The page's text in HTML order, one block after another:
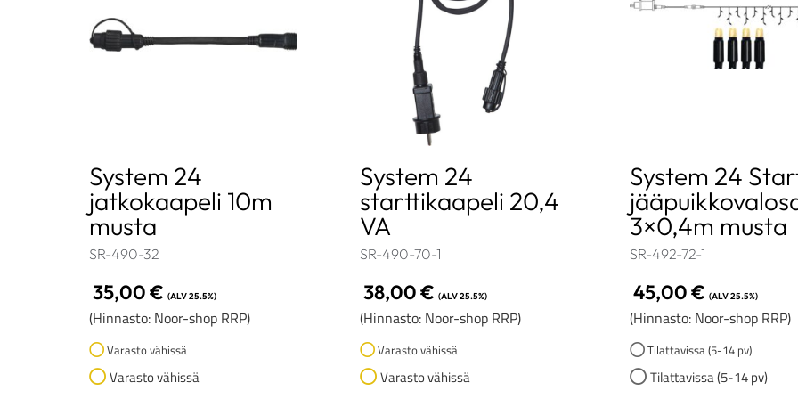
System 24
jatkokaapeli 10m
musta
SR-490-32
35,00€ (ALV 25.5%)
(Hinnasto: Noor-shop RRP)
Varasto vähissä
Varasto vähissä
System 24
starttikaapeli 20,4
VA
SR-490-70-1
38,00€ (ALV 25.5%)
(Hinnasto: Noor-shop RRP)
Varasto vähissä
Varasto vähissä
System 24
3×0,4m musta
SR-492-72-1
45,00€ (ALV 25.5%)
(Hinnasto: Noor-shop RRP)
Tilattavissa (5-14 pv)
Tilattavissa (5-14 pv)